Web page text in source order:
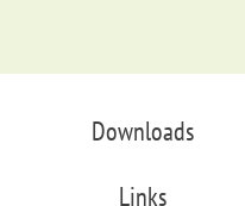
Downloads
Links